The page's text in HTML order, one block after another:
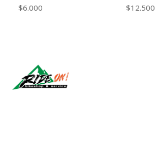
$6.000 $12.500